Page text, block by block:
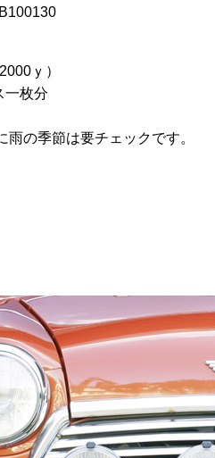
ま
は
商
品
ペ
ー
ジ
か
ら
ｙ）
一枚分
の季節は要チェックです。